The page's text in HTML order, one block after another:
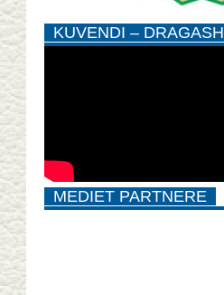
KUVENDI – DRAGASH
MEDIET PARTNERE